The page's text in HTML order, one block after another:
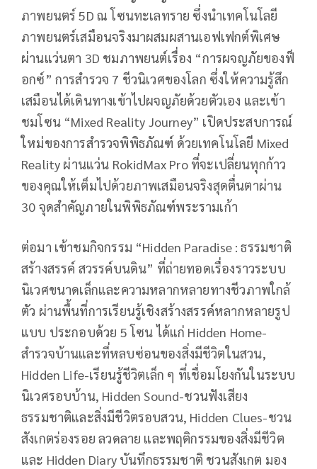
ภาพยนตร์ 5D ณ โซนทะเลทราย ซึ่งนำเทคโนโลยี
ภาพยนตร์เสมือนจริงมาผสมผสานเอฟเฟกต์พิเศษ
ผ่านแว่นตา 3D ชมภาพยนต์เรื่อง “การผจญภัยของฟ็
อกซ์” การสำรวจ 7 ชีวนิเวศของโลก ซึ่งให้ความรู้สึก
เสมือนได้เดินทางเข้าไปผจญภัยด้วยตัวเอง และเข้า
ชมโซน “Mixed Reality Journey” เปิดประสบการณ์
ใหม่ของการสำรวจพิพิธภัณฑ์ ด้วยเทคโนโลยี Mixed
Reality ผ่านแว่น RokidMax Pro ที่จะเปลี่ยนทุกก้าว
ของคุณให้เต็มไปด้วยภาพเสมือนจริงสุดตื่นตาผ่าน
30 จุดสำคัญภายในพิพิธภัณฑ์พระรามเก้า
ต่อมา เข้าชมกิจกรรม “Hidden Paradise : ธรรมชาติ
สร้างสรรค์ สวรรค์บนดิน” ที่ถ่ายทอดเรื่องราวระบบ
นิเวศขนาดเล็กและความหลากหลายทางชีวภาพใกล้
ตัว ผ่านพื้นที่การเรียนรู้เชิงสร้างสรรค์หลากหลายรูป
แบบ ประกอบด้วย 5 โซน ได้แก่ Hidden Home-
สำรวจบ้านและที่หลบซ่อนของสิ่งมีชีวิตในสวน,
Hidden Life-เรียนรู้ชีวิตเล็ก ๆ ที่เชื่อมโยงกันในระบบ
นิเวศรอบบ้าน, Hidden Sound-ชวนฟังเสียง
ธรรมชาติและสิ่งมีชีวิตรอบสวน, Hidden Clues-ชวน
สังเกตร่องรอย ลวดลาย และพฤติกรรมของสิ่งมีชีวิต
และ Hidden Diary บันทึกธรรมชาติ ชวนสังเกต มอง